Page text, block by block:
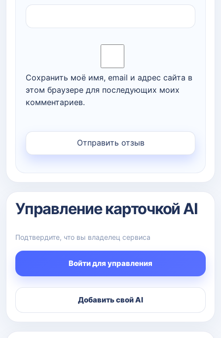
Сохранить моё имя, email и адрес сайта в
этом браузере для последующих моих
комментариев.
Управление карточкой AI
Подтвердите, что вы владелец сервиса
Войти для управления
Добавить свой AI